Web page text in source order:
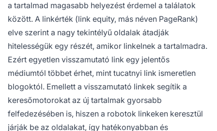
a tartalmad magasabb helyezést érdemel a találatok
között. A linkérték (link equity, más néven PageRank)
elve szerint a nagy tekintélyű oldalak átadják
hitelességük egy részét, amikor linkelnek a tartalmadra.
Ezért egyetlen visszamutató link egy jelentős
médiumtól többet érhet, mint tucatnyi link ismeretlen
blogoktól. Emellett a visszamutató linkek segítik a
keresőmotorokat az új tartalmak gyorsabb
felfedezésében is, hiszen a robotok linkeken keresztül
járják be az oldalakat, így hatékonyabban és